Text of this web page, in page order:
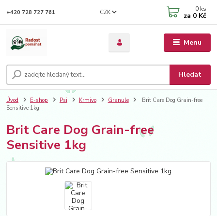
Menu
CZK
Hledat
+420 728 727 761 0 ks
za 0 Kč
Úvod E-shop Psi Krmivo Granule
Brit Care Dog Grain-free
Sensitive 1kg
Brit Care Dog Grain-free
Sensitive 1kg